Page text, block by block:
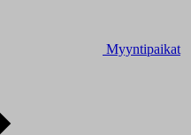
Myyntipaikat